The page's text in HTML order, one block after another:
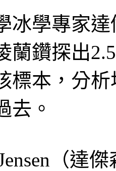
冰學專家
蘭鑽探出
標本，分
去。
（達